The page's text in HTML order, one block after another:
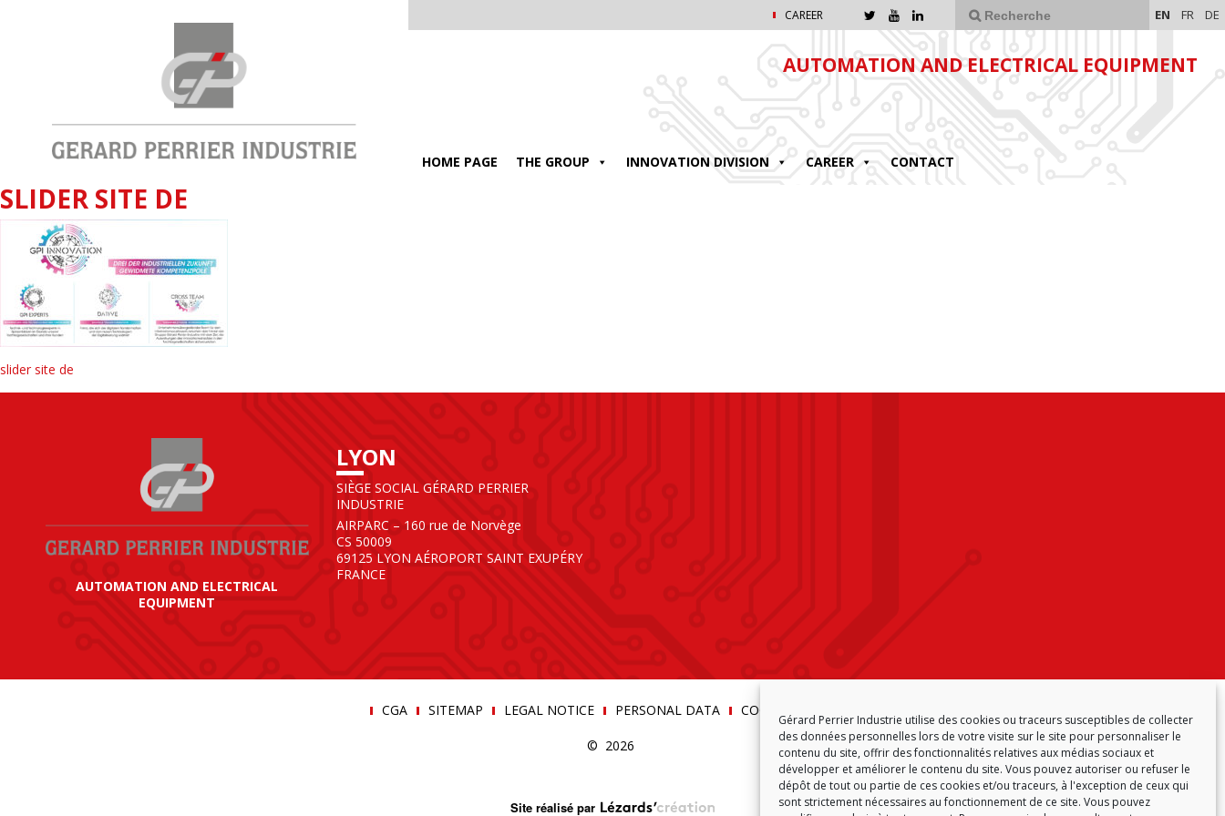
Gérard Perrier Industrie utilise des cookies ou traceurs susceptibles de collecter
des données personnelles lors de votre visite sur le site pour personnaliser le
contenu du site, offrir des fonctionnalités relatives aux médias sociaux et
développer et améliorer le contenu du site. Vous pouvez autoriser ou refuser le
dépôt de tout ou partie de ces cookies et/ou traceurs, à l'exception de ceux qui
sont strictement nécessaires au fonctionnement de ce site. Vous pouvez
CAREER EN FR DE
AUTOMATION AND ELECTRICAL EQUIPMENT
HOME PAGE THE GROUP INNOVATION DIVISION CAREER CONTACT
SLIDER SITE DE
slider site de
AUTOMATION AND ELECTRICAL
EQUIPMENT
LYON
SIÈGE SOCIAL GÉRARD PERRIER
INDUSTRIE
AIRPARC – 160 rue de Norvège
CS 50009
69125 LYON AÉROPORT SAINT EXUPÉRY
FRANCE
CGA SITEMAP LEGAL NOTICE PERSONAL DATA COOKIE POLICY (EU)
© 2026
Site réalisé par